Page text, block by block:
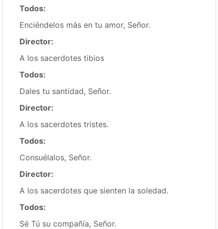
Todos:
Enciéndelos más en tu amor, Señor.
Director:
A los sacerdotes tibios
Todos:
Dales tu santidad, Señor.
Director:
A los sacerdotes tristes.
Todos:
Consuélalos, Señor.
Director:
A los sacerdotes que sienten la soledad.
Todos:
Sé Tú su compañía, Señor.